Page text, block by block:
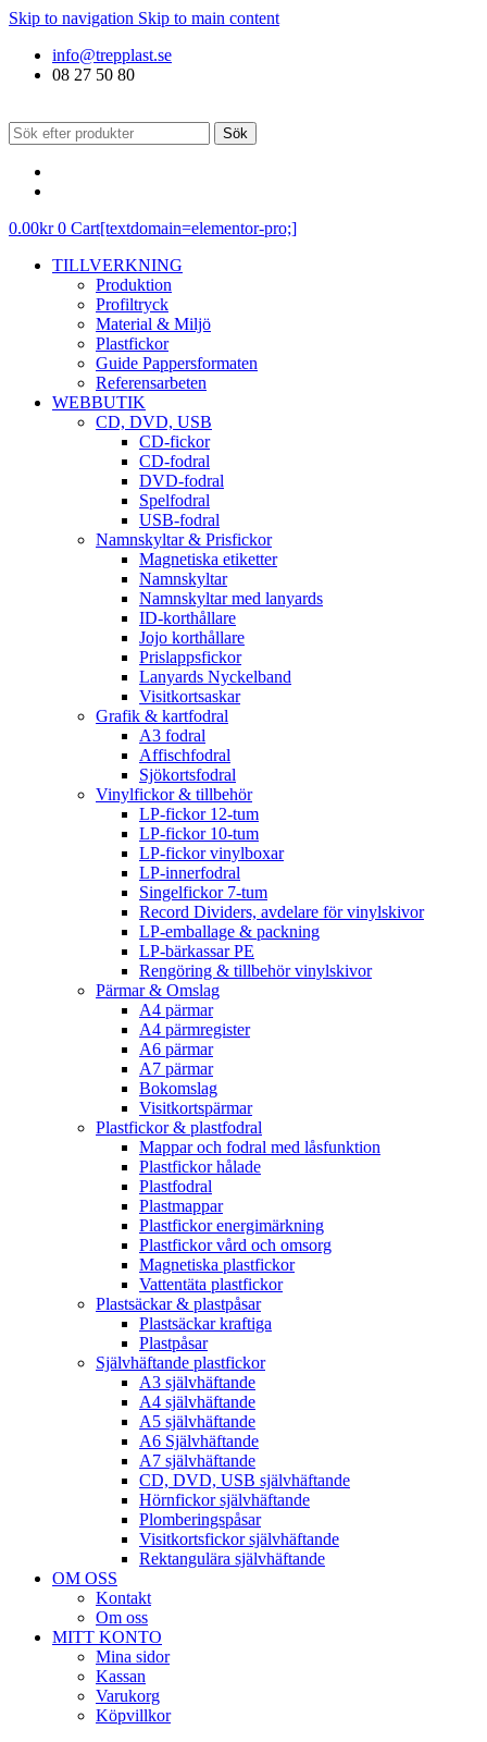
Skip to navigation Skip to main content
info@trepplast.se
08 27 50 80
Sök
0.00kr 0 Cart[textdomain=elementor-pro;]
TILLVERKNING
Produktion
Profiltryck
Material & Miljö
Plastfickor
Guide Pappersformaten
Referensarbeten
WEBBUTIK
CD, DVD, USB
CD-fickor
CD-fodral
DVD-fodral
Spelfodral
USB-fodral
Namnskyltar & Prisfickor
Magnetiska etiketter
Namnskyltar
Namnskyltar med lanyards
ID-korthållare
Jojo korthållare
Prislappsfickor
Lanyards Nyckelband
Visitkortsaskar
Grafik & kartfodral
A3 fodral
Affischfodral
Sjökortsfodral
Vinylfickor & tillbehör
LP-fickor 12-tum
LP-fickor 10-tum
LP-fickor vinylboxar
LP-innerfodral
Singelfickor 7-tum
Record Dividers, avdelare för vinylskivor
LP-emballage & packning
LP-bärkassar PE
Rengöring & tillbehör vinylskivor
Pärmar & Omslag
A4 pärmar
A4 pärmregister
A6 pärmar
A7 pärmar
Bokomslag
Visitkortspärmar
Plastfickor & plastfodral
Mappar och fodral med låsfunktion
Plastfickor hålade
Plastfodral
Plastmappar
Plastfickor energimärkning
Plastfickor vård och omsorg
Magnetiska plastfickor
Vattentäta plastfickor
Plastsäckar & plastpåsar
Plastsäckar kraftiga
Plastpåsar
Självhäftande plastfickor
A3 självhäftande
A4 självhäftande
A5 självhäftande
A6 Självhäftande
A7 självhäftande
CD, DVD, USB självhäftande
Hörnfickor självhäftande
Plomberingspåsar
Visitkortsfickor självhäftande
Rektangulära självhäftande
OM OSS
Kontakt
Om oss
MITT KONTO
Mina sidor
Kassan
Varukorg
Köpvillkor